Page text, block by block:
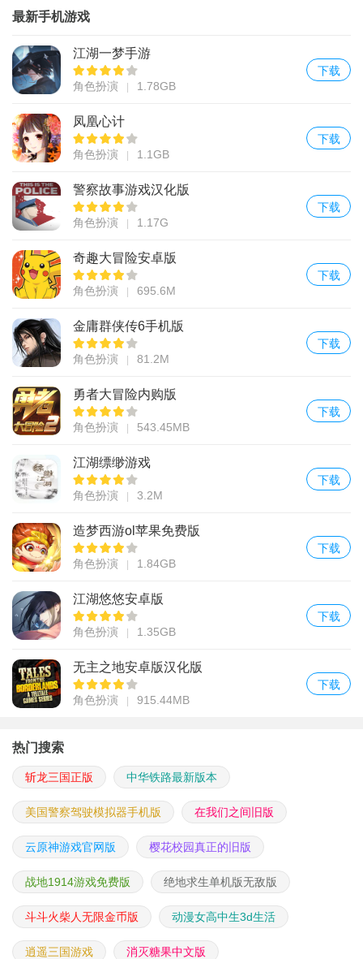
最新手机游戏
江湖一梦手游
角色扮演 1.78GB
下载
凤凰心计
角色扮演 1.1GB
下载
警察故事游戏汉化版
角色扮演 1.17G
下载
奇趣大冒险安卓版
角色扮演 695.6M
下载
金庸群侠传6手机版
角色扮演 81.2M
下载
勇者大冒险内购版
角色扮演 543.45MB
下载
江湖缥缈游戏
角色扮演 3.2M
下载
造梦西游ol苹果免费版
角色扮演 1.84GB
下载
江湖悠悠安卓版
角色扮演 1.35GB
下载
无主之地安卓版汉化版
角色扮演 915.44MB
下载
热门搜索
斩龙三国正版 中华铁路最新版本
美国警察驾驶模拟器手机版 在我们之间旧版
云原神游戏官网版 樱花校园真正的旧版
战地1914游戏免费版 绝地求生单机版无敌版
斗斗火柴人无限金币版 动漫女高中生3d生活
逍遥三国游戏 消灭糖果中文版